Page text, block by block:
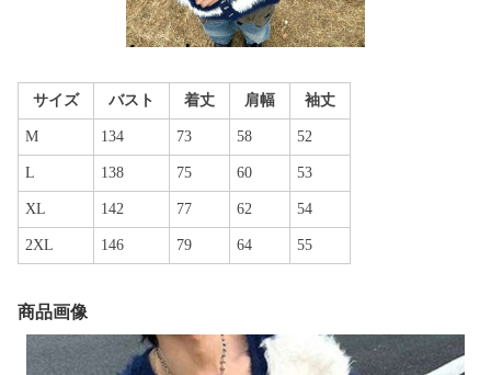
サイズ バスト 着丈 肩幅 袖丈
M 134 73 58 52
L 138 75 60 53
XL 142 77 62 54
2XL 146 79 64 55
商品画像